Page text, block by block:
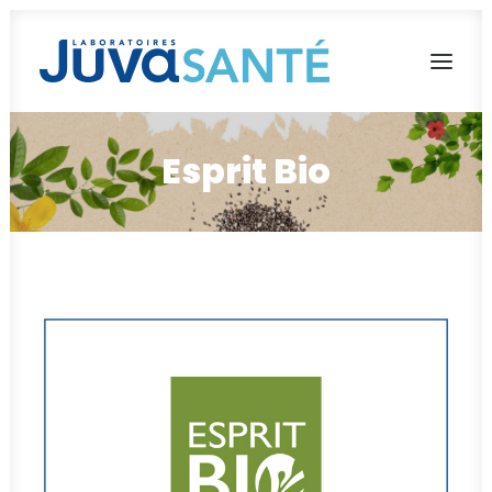
L’AVENTURE JUVA SANTÉ
NOS MARQUES
Esprit Bio